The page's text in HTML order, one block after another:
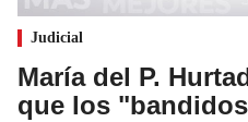
Judicial
María del P.
que los